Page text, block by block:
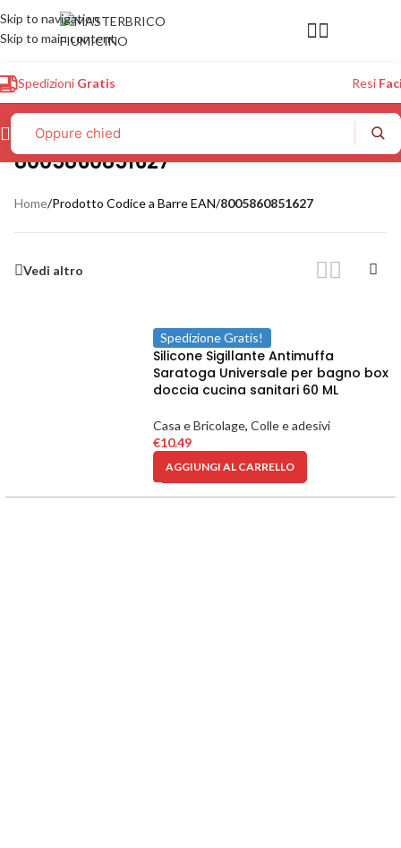
Skip to navigation
Skip to main content
Spedizioni Gratis Resi
8005860851627
Home/Prodotto Codice a Barre EAN/8005860851627
Vedi altro
Spedizione Gratis!
Silicone Sigillante Antimuffa
Saratoga Universale per bagno box
doccia cucina sanitari 60 ML
Casa e Bricolage, Colle e adesivi
€10.49
AGGIUNGI AL CARRELLO